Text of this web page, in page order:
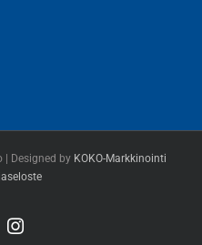
Designed by KOKO-Markkinointi
Instagram